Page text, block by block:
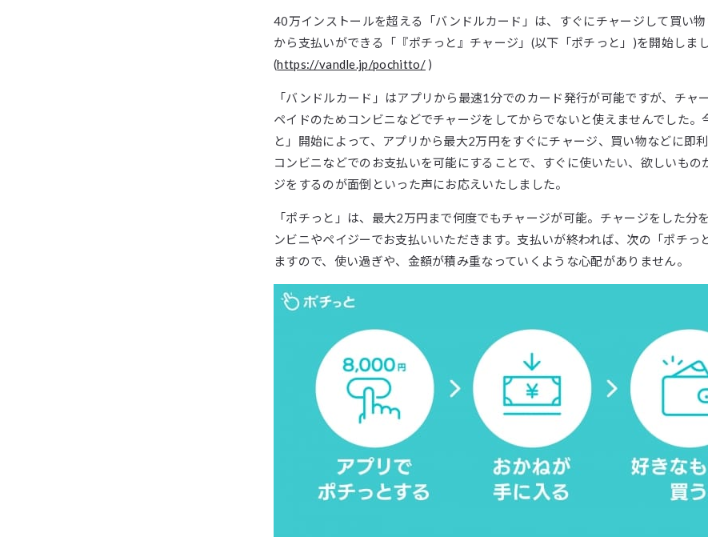
40万インストールを超える「バンドルカード」は、すぐにチャージして買い
から支払いができる「『ポチっと』チャージ」(以下「ポチっと」)を開始しまし
(https://vandle.jp/pochitto/)
「バンドルカード」はアプリから最速1分でのカード発行が可能ですが、チャ
ペイドのためコンビニなどでチャージをしてからでないと使えませんでした。
と」開始によって、アプリから最大2万円をすぐにチャージ、買い物などに即
コンビニなどでのお支払いを可能にすることで、すぐに使いたい、欲しいもの
ジをするのが面倒といった声にお応えいたしました。
「ポチっと」は、最大2万円まで何度でもチャージが可能。チャージをした分
ンビニやペイジーでお支払いいただきます。支払いが終われば、次の「ポチっ
ますので、使い過ぎや、金額が積み重なっていくような心配がありません。